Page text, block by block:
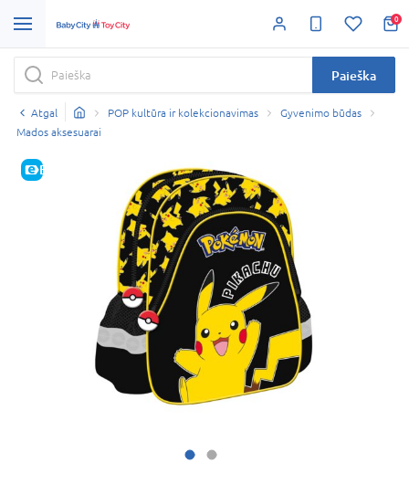
0
Paieška
Atgal POP kultūra ir kolekcionavimas
Gyvenimo būdas
Mados aksesuarai
E-KAINA